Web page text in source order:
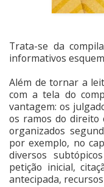
Trata-se da
informativos
Além de tornar a
com a tela do
vantagem: os
os ramos do direito
organizados
por exemplo, no
diversos
petição inicial,
antecipada,